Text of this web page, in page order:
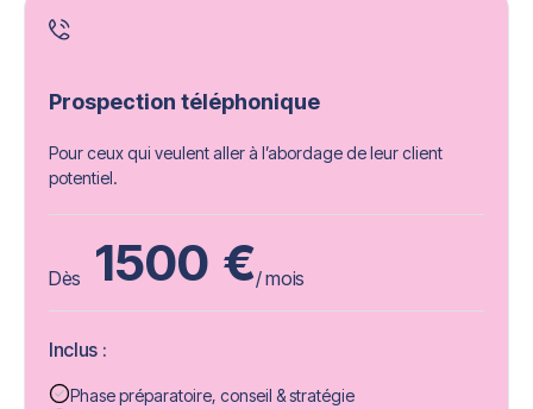
Prospection téléphonique
Pour ceux qui veulent aller à l’abordage de leur client
potentiel.
Dès 1500 €/ mois
Inclus :
Phase préparatoire, conseil & stratégie